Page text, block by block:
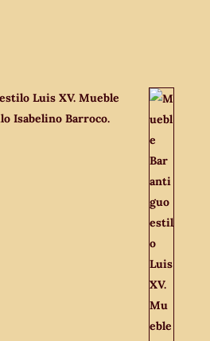
Luis XV. Mueble
Isabelino Barroco.